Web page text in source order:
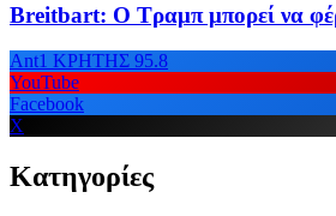
Breitbart: Ο Τραμπ μπορεί να
Ant1 ΚΡΗΤΗΣ 95.8
YouTube
Facebook
X
Κατηγορίες